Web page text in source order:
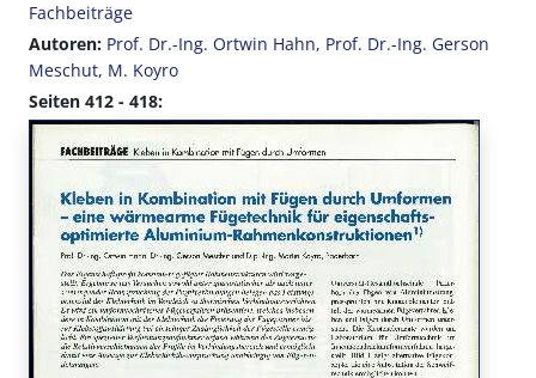
Fachbeiträge
Autoren: Prof. Dr.-Ing. Ortwin Hahn, Prof. Dr.-Ing. Gerson
Meschut, M. Koyro
Seiten 412 - 418: